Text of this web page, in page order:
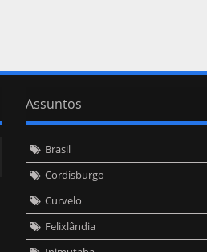
Assuntos
Brasil
Cordisburgo
Curvelo
Felixlândia